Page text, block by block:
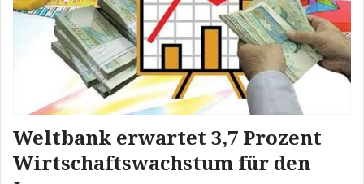
Weltbank erwartet 3,7 Prozent
Wirtschaftswachstum für den